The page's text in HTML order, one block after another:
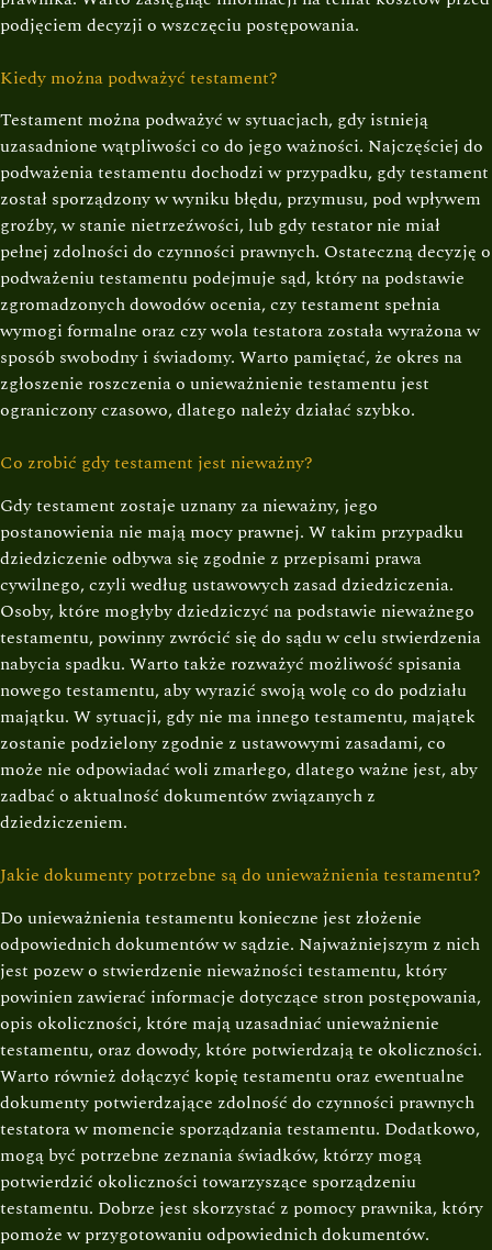
podjęciem decyzji o wszczęciu postępowania.
Kiedy można podważyć testament?
Testament można podważyć w sytuacjach, gdy istnieją
uzasadnione wątpliwości co do jego ważności. Najczęściej do
podważenia testamentu dochodzi w przypadku, gdy testament
został sporządzony w wyniku błędu, przymusu, pod wpływem
groźby, w stanie nietrzeźwości, lub gdy testator nie miał
pełnej zdolności do czynności prawnych. Ostateczną decyzję o
podważeniu testamentu podejmuje sąd, który na podstawie
zgromadzonych dowodów ocenia, czy testament spełnia
wymogi formalne oraz czy wola testatora została wyrażona w
sposób swobodny i świadomy. Warto pamiętać, że okres na
zgłoszenie roszczenia o unieważnienie testamentu jest
ograniczony czasowo, dlatego należy działać szybko.
Co zrobić gdy testament jest nieważny?
Gdy testament zostaje uznany za nieważny, jego
postanowienia nie mają mocy prawnej. W takim przypadku
dziedziczenie odbywa się zgodnie z przepisami prawa
cywilnego, czyli według ustawowych zasad dziedziczenia.
Osoby, które mogłyby dziedziczyć na podstawie nieważnego
testamentu, powinny zwrócić się do sądu w celu stwierdzenia
nabycia spadku. Warto także rozważyć możliwość spisania
nowego testamentu, aby wyrazić swoją wolę co do podziału
majątku. W sytuacji, gdy nie ma innego testamentu, majątek
zostanie podzielony zgodnie z ustawowymi zasadami, co
może nie odpowiadać woli zmarłego, dlatego ważne jest, aby
zadbać o aktualność dokumentów związanych z
dziedziczeniem.
Jakie dokumenty potrzebne są do unieważnienia testamentu?
Do unieważnienia testamentu konieczne jest złożenie
odpowiednich dokumentów w sądzie. Najważniejszym z nich
jest pozew o stwierdzenie nieważności testamentu, który
powinien zawierać informacje dotyczące stron postępowania,
opis okoliczności, które mają uzasadniać unieważnienie
testamentu, oraz dowody, które potwierdzają te okoliczności.
Warto również dołączyć kopię testamentu oraz ewentualne
dokumenty potwierdzające zdolność do czynności prawnych
testatora w momencie sporządzania testamentu. Dodatkowo,
mogą być potrzebne zeznania świadków, którzy mogą
potwierdzić okoliczności towarzyszące sporządzeniu
testamentu. Dobrze jest skorzystać z pomocy prawnika, który
pomoże w przygotowaniu odpowiednich dokumentów.